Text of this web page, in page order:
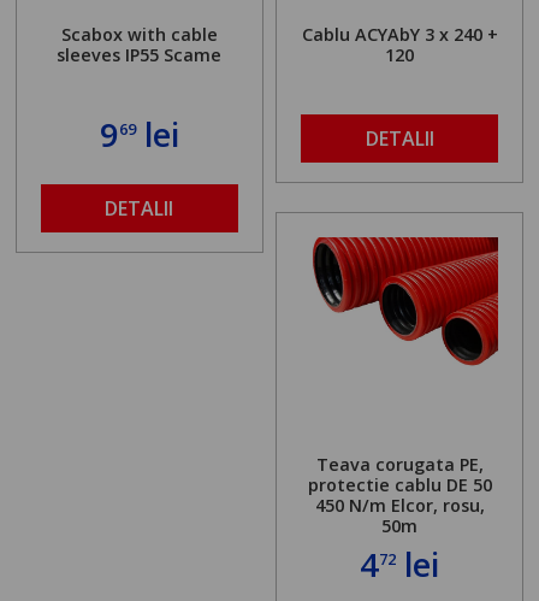
Scabox with cable
sleeves IP55 Scame
969lei
DETALII
Cablu ACYAbY 3 x 240 +
120
DETALII
Teava corugata PE,
protectie cablu DE 50
450 N/m Elcor, rosu,
50m
472 lei